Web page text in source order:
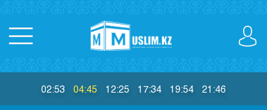
02:53 04:45 12:25 17:34 19:54 21:46